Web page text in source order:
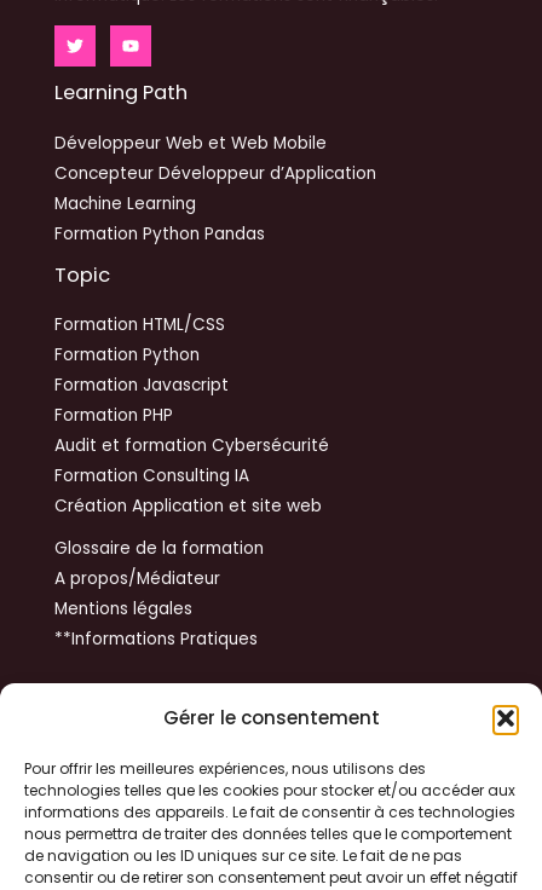
Gérer le consentement
Pour offrir les meilleures expériences, nous utilisons des
technologies telles que les cookies pour stocker et/ou accéder aux
informations des appareils. Le fait de consentir à ces technologies
nous permettra de traiter des données telles que le comportement
de navigation ou les ID uniques sur ce site. Le fait de ne pas
consentir ou de retirer son consentement peut avoir un effet négatif
Learning Path
Développeur Web et Web Mobile
Concepteur Développeur d’Application
Machine Learning
Formation Python Pandas
Topic
Formation HTML/CSS
Formation Python
Formation Javascript
Formation PHP
Audit et formation Cybersécurité
Formation Consulting IA
Création Application et site web
Glossaire de la formation
A propos/Médiateur
Mentions légales
**Informations Pratiques
Get In Touch
14 rue du Tibet
31100 TOULOUSE
+33 06 79 37 48 73